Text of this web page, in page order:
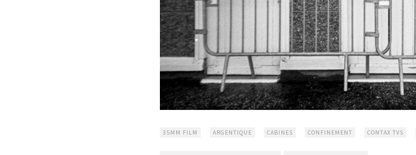
35MM FILM ARGENTIQUE CABINES CONFINEMENT CONTAX TVS